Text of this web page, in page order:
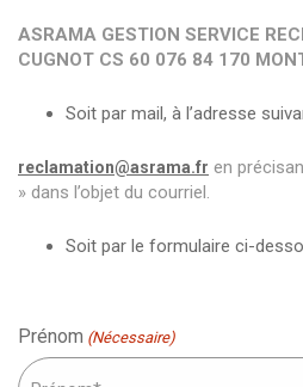
ASRAMA GESTION SERVICE
CUGNOT CS 60 076 84 170
Soit par mail, à l’adresse
reclamation@asrama.fr en
» dans l’objet du courriel.
Soit par le formulaire ci-
de
Réclamation
Prénom (Nécessaire)